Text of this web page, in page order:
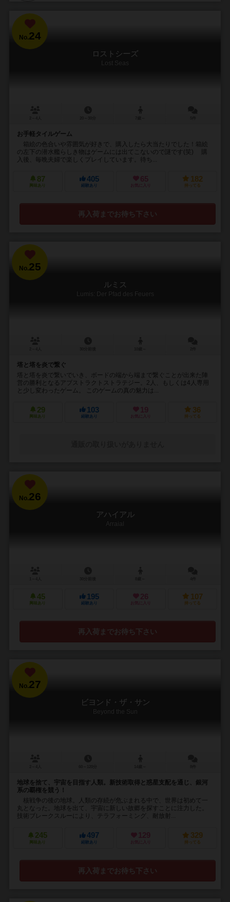
No.24
ロストシーズ
Lost Seas
お手軽タイルゲーム
箱絵の色合いや雰囲気が好きで、購入したら大当たりでした！箱絵
の左下の潜水艦らしき物はゲームには出てこないので謎です(笑) 購
入後、毎晩夫婦で楽しくプレイしています。待ち...
87
興味あり
405
経験あり
65
お気に入り
182
持ってる
再入荷までお待ち下さい
No.25
ルミス
Lumis: Der Pfad des Feuers
塔と塔を炎で繋ぐ
塔と塔を炎で繋いでいき、ボードの端から端まで繋ぐことが出来た陣
営の勝利となるアブストラクトストラテジー。2人、もしくは4人専用
と少し変わったゲーム。 このゲームの真の魅力は...
29
興味あり
103
経験あり
19
お気に入り
36
持ってる
No.26
アハイアル
Arraial
45
興味あり
195
経験あり
26
お気に入り
107
持ってる
再入荷までお待ち下さい
No.27
ビヨンド・ザ・サン
Beyond the Sun
地球を捨て、宇宙を目指す人類。新技術取得と惑星支配を通じ、銀河
系の覇権を競う！
核戦争の後の地球。人類の存続が危ぶまれる中で、世界は初めて一
丸となった。地球を出て、宇宙に新しい故郷を探すことに注力した。
技術ブレークスルーにより、テラフォーミング、耐放射...
245
興味あり
497
経験あり
129
お気に入り
329
持ってる
再入荷までお待ち下さい